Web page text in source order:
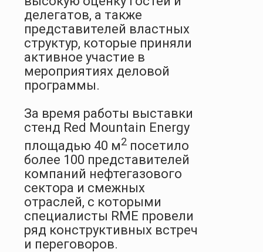
делегатов, а также
представителей властных
структур, которые приняли
активное участие в
мероприятиях деловой
программы.
За время работы выставки
стенд Red Mountain Energy
площадью 40 м2 посетило
более 100 представителей
компаний нефтегазового
сектора и смежных
отраслей, с которыми
специалисты RME провели
ряд конструктивных встреч
и переговоров.